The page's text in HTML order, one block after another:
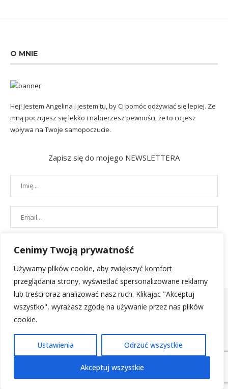
Cenimy Twoją prywatność
Używamy plików cookie, aby zwiększyć komfort
przeglądania strony, wyświetlać spersonalizowane reklamy
lub treści oraz analizować nasz ruch. Klikając "Akceptuj
wszystko", wyrażasz zgodę na używanie przez nas plików
cookie.
Ustawienia Odrzuć wszystkie
Akceptuj wszystkie
O MNIE
Hej! Jestem Angelina i jestem tu, by Ci pomóc odżywiać się lepiej. Ze
mną poczujesz się lekko i nabierzesz pewności, że to co jesz
wpływa na Twoje samopoczucie.
Zapisz się do mojego NEWSLETTERA
POLITYKA PRYWATNOŚCI REGULAMIN SKLEPU| 2019 - All Right
Reserved. Designed and Developed byPenciDesign